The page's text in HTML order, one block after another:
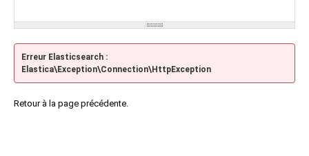
Erreur Elasticsearch :
Elastica\Exception\Connection\HttpException
Retour à la page précédente.